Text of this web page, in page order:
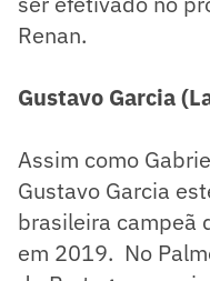
Renan.
Gustavo Garcia
Assim como
Gustavo Garcia
brasileira campeã
em 2019. No